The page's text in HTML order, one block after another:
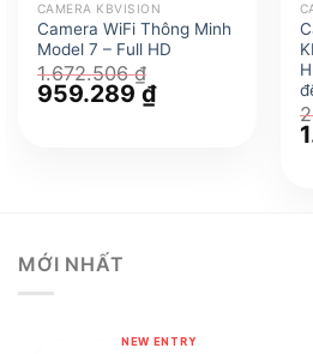
CAMERA KBVISION
Camera WiFi Thông Minh
Model 7 – Full HD
1.672.506₫
Giá
gốc
959.289₫Giá
hiện
MỚI NHẤT
NEW ENTRY